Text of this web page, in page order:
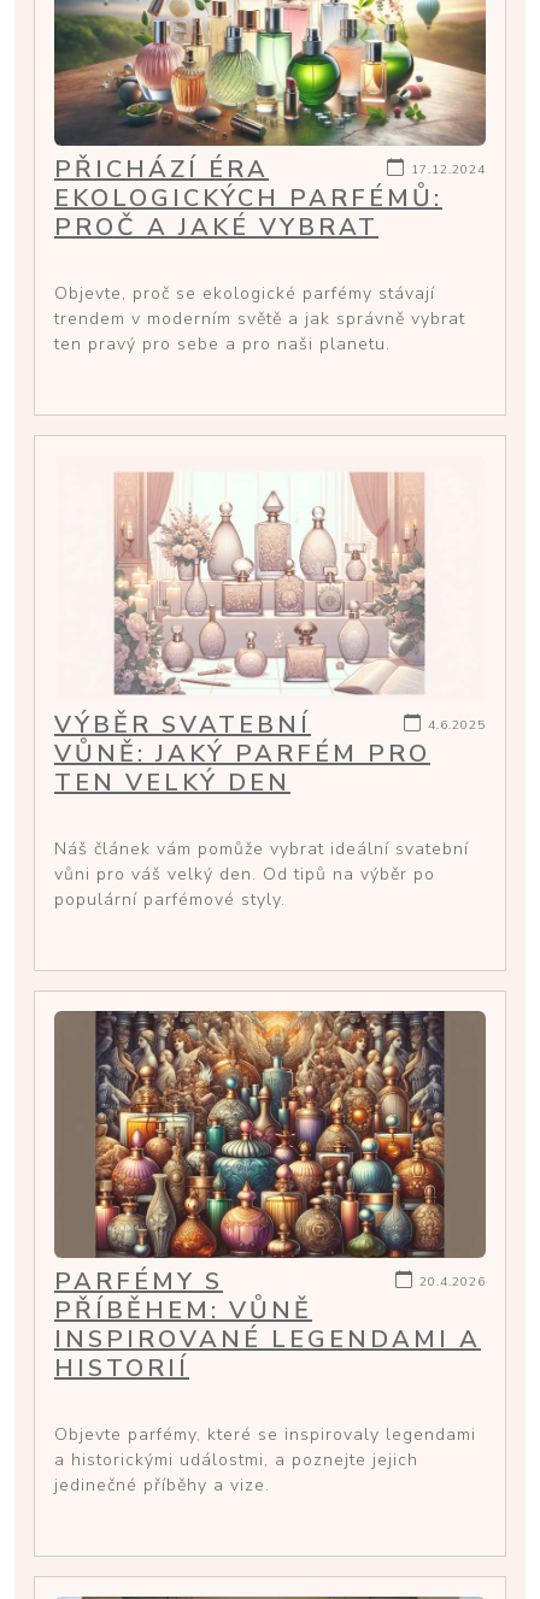
17.12.2024
PŘICHÁZÍ ÉRA
EKOLOGICKÝCH PARFÉMŮ:
PROČ A JAKÉ VYBRAT
Objevte, proč se ekologické parfémy stávají
trendem v moderním světě a jak správně vybrat
ten pravý pro sebe a pro naši planetu.
4.6.2025
VÝBĚR SVATEBNÍ
VŮNĚ: JAKÝ PARFÉM PRO
TEN VELKÝ DEN
Náš článek vám pomůže vybrat ideální svatební
vůni pro váš velký den. Od tipů na výběr po
populární parfémové styly.
20.4.2026
PARFÉMY S
PŘÍBĚHEM: VŮNĚ
INSPIROVANÉ LEGENDAMI A
HISTORIÍ
Objevte parfémy, které se inspirovaly legendami
a historickými událostmi, a poznejte jejich
jedinečné příběhy a vize.